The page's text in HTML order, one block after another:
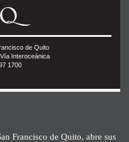
de Quito
Interoceánica
1700
Francisco de Quito, abre sus